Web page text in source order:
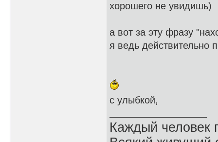
хорошего не увидишь)
а вот за эту фразу
я ведь действительно
с улыбкой,
Каждый человек